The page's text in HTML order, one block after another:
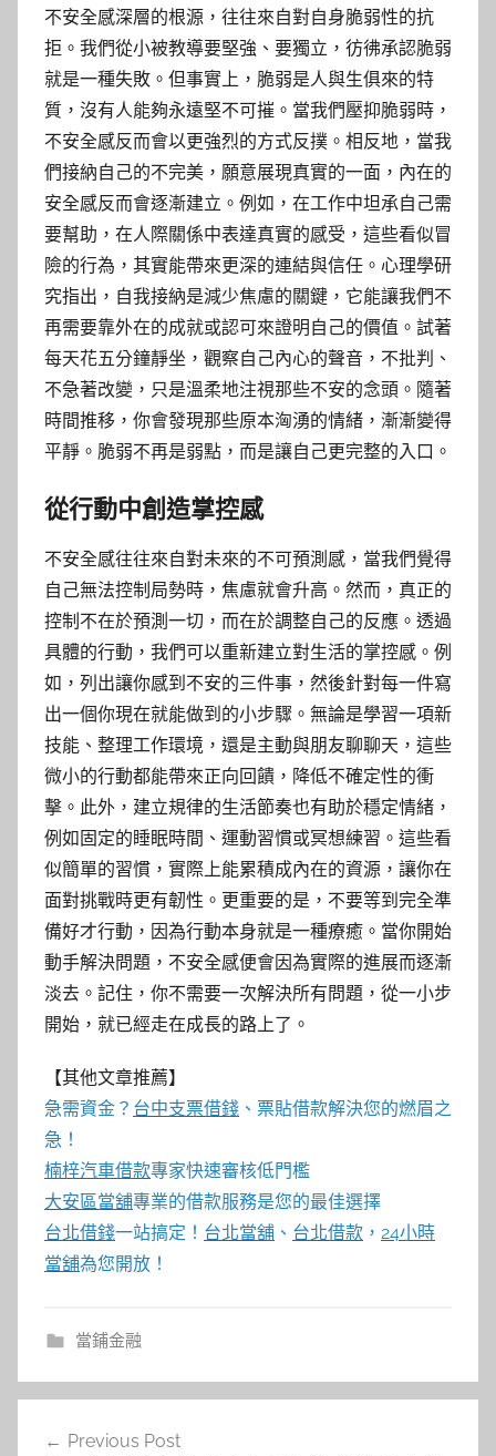
不安全感深層的根源，往往來自對自身脆弱性的抗
拒。我們從小被教導要堅強、要獨立，彷彿承認脆弱
就是一種失敗。但事實上，脆弱是人與生俱來的特
質，沒有人能夠永遠堅不可摧。當我們壓抑脆弱時，
不安全感反而會以更強烈的方式反撲。相反地，當我
們接納自己的不完美，願意展現真實的一面，內在的
安全感反而會逐漸建立。例如，在工作中坦承自己需
要幫助，在人際關係中表達真實的感受，這些看似冒
險的行為，其實能帶來更深的連結與信任。心理學研
究指出，自我接納是減少焦慮的關鍵，它能讓我們不
再需要靠外在的成就或認可來證明自己的價值。試著
每天花五分鐘靜坐，觀察自己內心的聲音，不批判、
不急著改變，只是溫柔地注視那些不安的念頭。隨著
時間推移，你會發現那些原本洶湧的情緒，漸漸變得
平靜。脆弱不再是弱點，而是讓自己更完整的入口。
從行動中創造掌控感
不安全感往往來自對未來的不可預測感，當我們覺得
自己無法控制局勢時，焦慮就會升高。然而，真正的
控制不在於預測一切，而在於調整自己的反應。透過
具體的行動，我們可以重新建立對生活的掌控感。例
如，列出讓你感到不安的三件事，然後針對每一件寫
出一個你現在就能做到的小步驟。無論是學習一項新
技能、整理工作環境，還是主動與朋友聊聊天，這些
微小的行動都能帶來正向回饋，降低不確定性的衝
擊。此外，建立規律的生活節奏也有助於穩定情緒，
例如固定的睡眠時間、運動習慣或冥想練習。這些看
似簡單的習慣，實際上能累積成內在的資源，讓你在
面對挑戰時更有韌性。更重要的是，不要等到完全準
備好才行動，因為行動本身就是一種療癒。當你開始
動手解決問題，不安全感便會因為實際的進展而逐漸
淡去。記住，你不需要一次解決所有問題，從一小步
開始，就已經走在成長的路上了。
【其他文章推薦】
急需資金？ 台中支票借錢 、票貼借款解決您的燃眉之
急！
楠梓汽車借款專家快速審核低門檻
大安區當舖專業的借款服務是您的最佳選擇
台北借錢一站搞定！ 台北當舖 、 台北借款 ， 24小時
當舖為您開放！
當鋪金融
Previous Post